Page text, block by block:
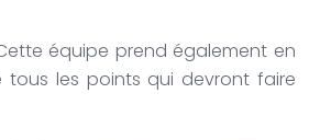
équipe prend également en
les points qui devront faire